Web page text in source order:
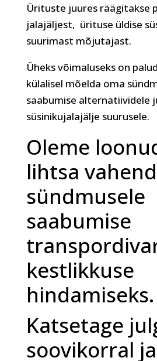
Ürituste juures räägitakse
jalajäljest, ürituse üldise
suurimast mõjutajast.
Üheks võimaluseks on
külalisel mõelda oma
saabumise alternatiividele
süsinikujalajälje suurusele.
Oleme
lihtsa
sündmusele
saabumise
kestlikkuse
hindamiseks.
Katsetage
soovikorral